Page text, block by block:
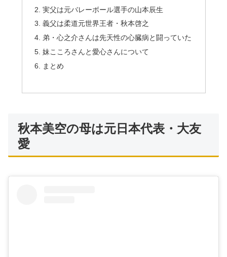
実父は元バレーボール選手の山本辰生
義父は柔道元世界王者・秋本啓之
弟・心之介さんは先天性の心臓病と闘っていた
妹こころさんと愛心さんについて
まとめ
秋本美空の母は元日本代表・大友
愛